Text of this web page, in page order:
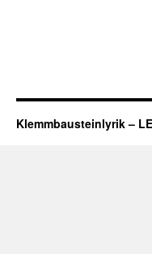
Klemmbausteinlyrik –